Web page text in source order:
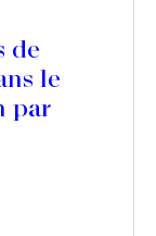
de
le
par